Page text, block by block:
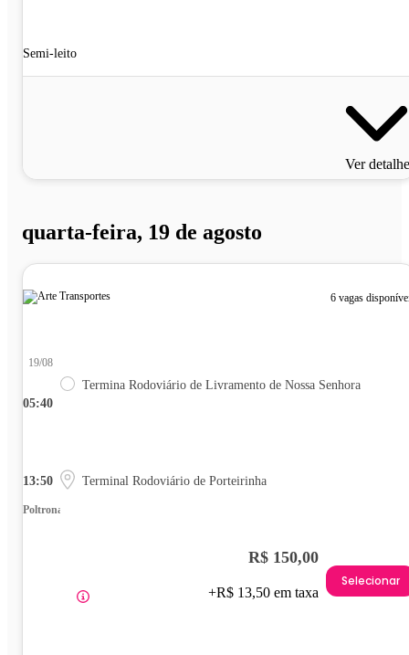
Semi-leito
Ver
quarta-feira, 19 de agosto
6 vagas
05:40
19/08
Termina Rodoviário de Livramento de Nossa Senhora
13:50 Terminal Rodoviário de Porteirinha
Poltrona
R$ 150,00
+R$ 13,50 em taxa
Selecionar